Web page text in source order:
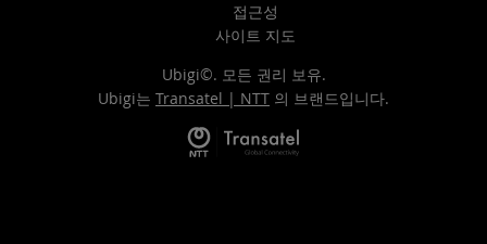
접근성
사이트 지도
Ubigi©. 모든 권리 보유.
Ubigi는 Transatel | NTT 의 브랜드입니다.